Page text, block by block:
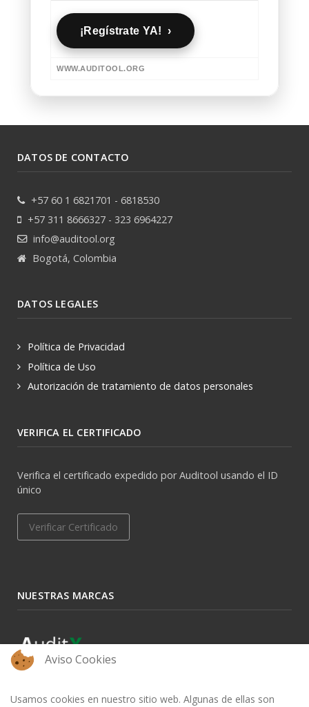
¡Regístrate YA! ›
WWW.AUDITOOL.ORG
DATOS DE CONTACTO
+57 60 1 6821701 - 6818530
+57 311 8666327 - 323 6964227
info@auditool.org
Bogotá, Colombia
DATOS LEGALES
Política de Privacidad
Política de Uso
Autorización de tratamiento de datos personales
VERIFICA EL CERTIFICADO
Verifica el certificado expedido por Auditool usando el ID
único
Verificar Certificado
NUESTRAS MARCAS
Aviso Cookies
Usamos cookies en nuestro sitio web. Algunas de ellas son